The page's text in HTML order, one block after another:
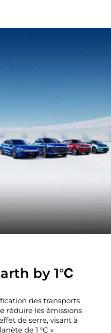
by 1℃
des transports
réduire les émissions
de serre, visant à
de 1 °C »